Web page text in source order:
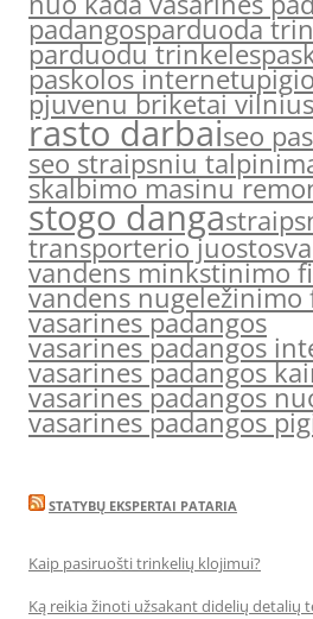
padangosparduoda
parduodu trinkeles
paskolos internetu
pjuvenu briketai vilnius
rasto darbaiseo
seo straipsniu
skalbimo masinu
stogo danga
transporterio juostos
vandens minkstinimo
vandens nugeležinimo
vasarines padangos
vasarines padangos
vasarines padangos
vasarines padangos
vasarines padangos
STATYBŲ EKSPERTAI PATARIA
Kaip pasiruošti trinkelių klojimui?
Ką reikia žinoti užsakant didelių detalių